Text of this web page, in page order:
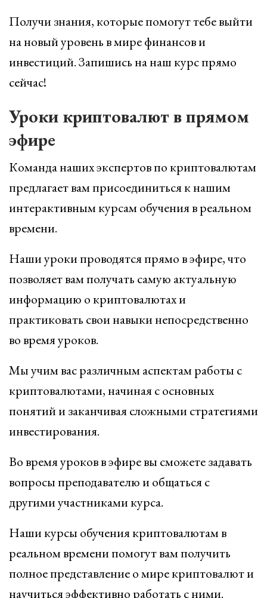
Получи знания, которые помогут тебе выйти
на новый уровень в мире финансов и
инвестиций. Запишись на наш курс прямо
сейчас!
Уроки криптовалют в прямом
эфире
Команда наших экспертов по криптовалютам
предлагает вам присоединиться к нашим
интерактивным курсам обучения в реальном
времени.
Наши уроки проводятся прямо в эфире, что
позволяет вам получать самую актуальную
информацию о криптовалютах и
практиковать свои навыки непосредственно
во время уроков.
Мы учим вас различным аспектам работы с
криптовалютами, начиная с основных
понятий и заканчивая сложными стратегиями
инвестирования.
Во время уроков в эфире вы сможете задавать
вопросы преподавателю и общаться с
другими участниками курса.
Наши курсы обучения криптовалютам в
реальном времени помогут вам получить
полное представление о мире криптовалют и
научиться эффективно работать с ними.